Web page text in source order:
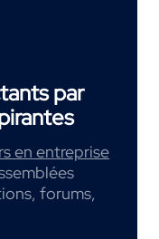
par
en entreprise
forums,